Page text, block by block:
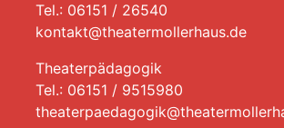
Tel.: 06151 / 26540
kontakt@theatermollerhaus.de
Theaterpädagogik
Tel.: 06151 / 9515980